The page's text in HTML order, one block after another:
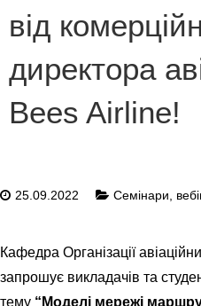
від
директора
Bees Airline!
25.09.2022 Семінари,
Кафедра Організації
запрошує викладачів та
тему “Моделі мережі